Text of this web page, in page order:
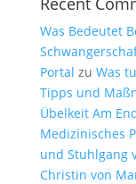
Was Bedeutet
Portal zu Was
Tipps und
Übelkeit Am
Medizinisches
und Stuhlgang
Christin von